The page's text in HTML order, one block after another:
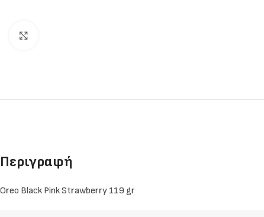
Περιγραφή
Oreo Black Pink Strawberry 119 gr